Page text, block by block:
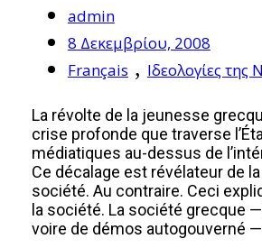
admin
8 Δεκεμβρίου, 2008
Français , Ιδεολογίες της
La révolte de la jeunesse
crise profonde que traverse
médiatiques au-dessus de
Ce décalage est révélateur de
société. Au contraire. Ceci
la société. La société grecque
voire de démos autogouverné